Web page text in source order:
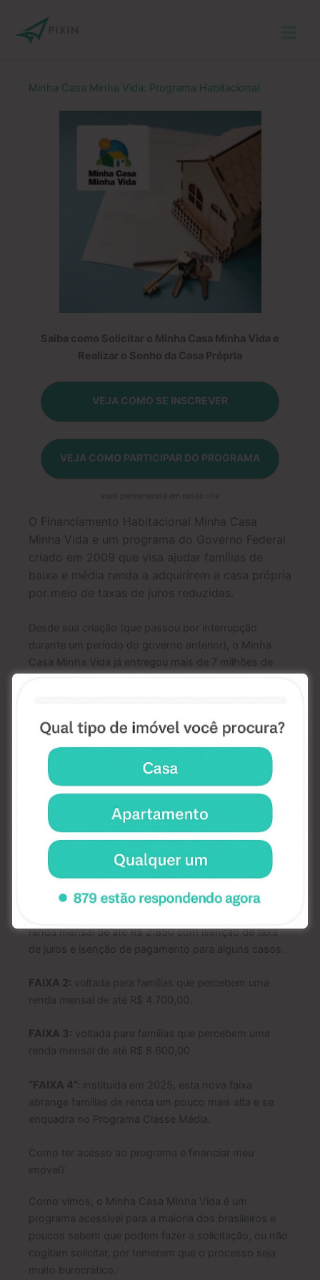
para
Minha Casa Minha Vida: Programa Habitacional
Saiba como Solicitar o Minha Casa Minha Vida e
Realizar o Sonho da Casa Própria
VEJA COMO SE INSCREVER
VEJA COMO PARTICIPAR DO PROGRAMA
você permanecerá em nosso site
O Financiamento Habitacional Minha Casa
Minha Vida e um programa do Governo Federal
criado em 2009 que visa ajudar famílias de
baixa e média renda a adquirirem a casa própria
por meio de taxas de juros reduzidas.
Desde sua criação (que passou por interrupção
durante um período do governo anterior), o Minha
Casa Minha Vida já entregou mais de 7 milhões de
Quem pode participar do Minha Casa Minha Vida?
Hoje o programa funciona com 4 faixas que abrange
rendas familiares de até R$ 12 mil mensal e possibilita
o financiamento de imóveis com valores de até R$
500 mil, contemplando tanto residências em áreas
urbanas, como em zonas rurais.
Veja, a seguir, as faixas de renda existentes:
renda mensal de até R$ 2.850 com isenção de taxa
de juros e isenção de pagamento para alguns casos.
FAIXA 2: voltada para famílias que percebem uma
renda mensal de até R$ 4.700,00.
FAIXA 3: voltada para famílias que percebem uma
renda mensal de até R$ 8.600,00
“FAIXA 4”: instituída em 2025, esta nova faixa
abrange famílias de renda um pouco mais alta e se
enquadra no Programa Classe Média.
Como ter acesso ao programa e financiar meu
imóvel?
Como vimos, o Minha Casa Minha Vida é um
programa acessível para a maioria dos brasileiros e
poucos sabem que podem fazer a solicitação, ou não
cogitam solicitar, por temerem que o processo seja
muito burocrático.